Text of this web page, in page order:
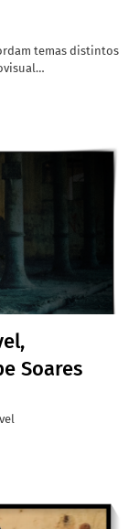
temas distintos
Soares